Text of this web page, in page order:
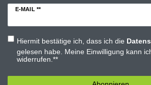
E-MAIL **
Hiermit bestätige ich, dass ich die
gelesen habe. Meine Einwilligung kann
widerrufen.**